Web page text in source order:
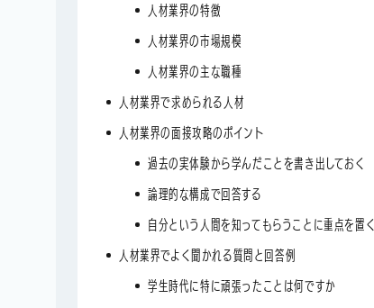
人材業界の特徴
人材業界の市場規模
人材業界の主な職種
人材業界で求められる人材
人材業界の面接攻略のポイント
過去の実体験から学んだことを書き出しておく
論理的な構成で回答する
自分という人間を知ってもらうことに重点を置く
人材業界でよく聞かれる質問と回答例
学生時代に特に頑張ったことは何ですか